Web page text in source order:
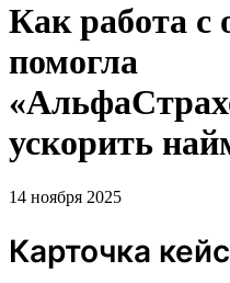
Как работа с
помогла
ускорить
14 ноября 2025
Карточка